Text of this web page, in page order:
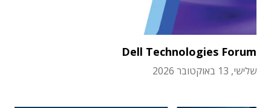
Dell Technologies Forum
שלישי, 13 באוקטובר 2026